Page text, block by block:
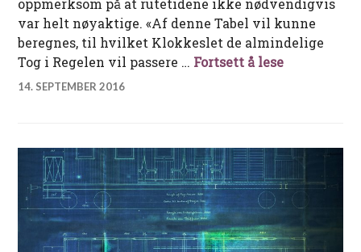
oppmerksom på at rutetidene ikke nødvendigvis
var helt nøyaktige. «Af denne Tabel vil kunne
beregnes, til hvilket Klokkeslet de almindelige
Tog i Regelen vil passere … Fortsett å leseTog no. 1
14. SEPTEMBER 2016